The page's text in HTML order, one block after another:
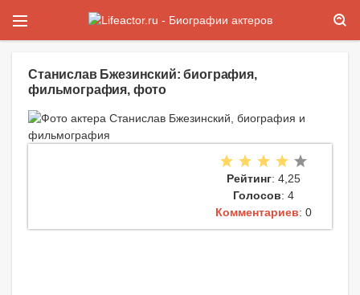
Станислав Бжезинский: биография,
фильмография, фото
Рейтинг: 4,25
Голосов: 4
Комментариев: 0